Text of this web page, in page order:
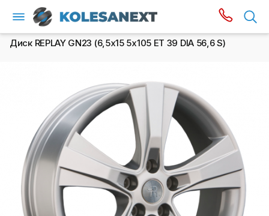
Диск REPLAY GN23 (6,5х15 5x105 ET 39 DIA 56,6 S)